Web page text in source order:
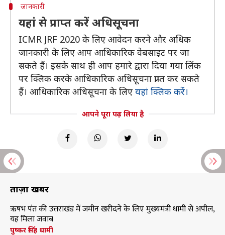
जानकारी
यहां से प्राप्त करें अधिसूचना
ICMR JRF 2020 के लिए आवेदन करने और अधिक
जानकारी के लिए आप आधिकारिक वेबसाइट पर जा
सकते हैं। इसके साथ ही आप हमारे द्वारा दिया गया लिंक
पर क्लिक करके आधिकारिक अधिसूचना प्राप्त कर सकते
हैं। आधिकारिक अधिसूचना के लिए यहां क्लिक करें।
आपने पूरा पढ़ लिया है
ताज़ा खबरें
ऋषभ पंत की उत्तराखंड में जमीन खरीदने के लिए मुख्यमंत्री धामी से अपील,
यह मिला जवाब
पुष्कर सिंह धामी